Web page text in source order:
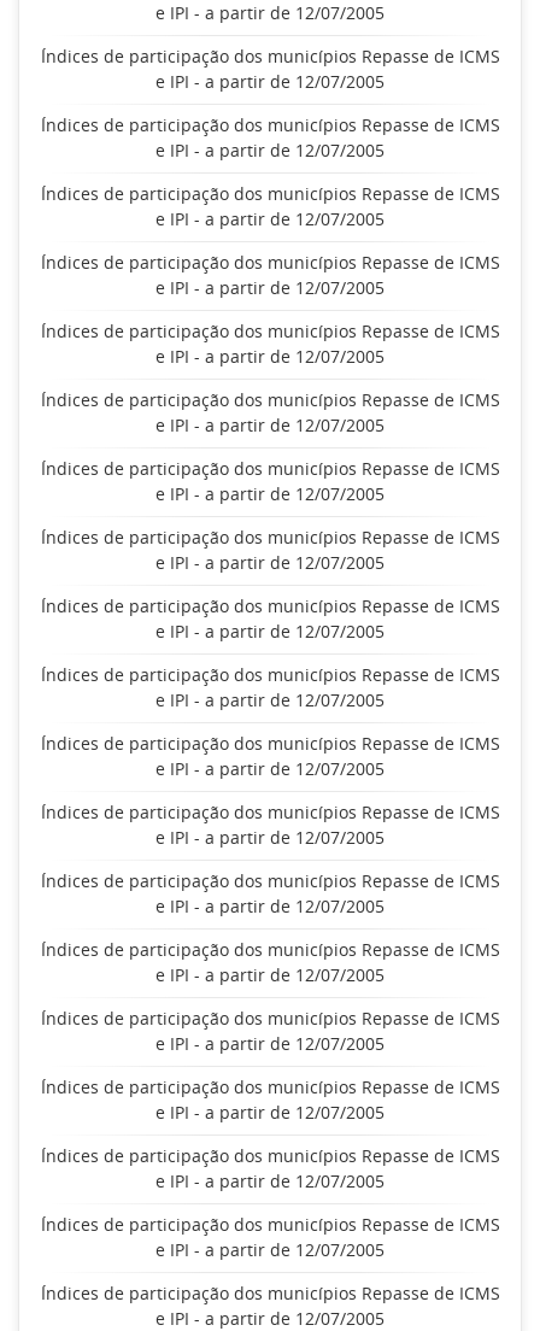
e IPI - a partir de 12/07/2005
Índices de participação dos municípios Repasse de ICMS
e IPI - a partir de 12/07/2005
Índices de participação dos municípios Repasse de ICMS
e IPI - a partir de 12/07/2005
Índices de participação dos municípios Repasse de ICMS
e IPI - a partir de 12/07/2005
Índices de participação dos municípios Repasse de ICMS
e IPI - a partir de 12/07/2005
Índices de participação dos municípios Repasse de ICMS
e IPI - a partir de 12/07/2005
Índices de participação dos municípios Repasse de ICMS
e IPI - a partir de 12/07/2005
Índices de participação dos municípios Repasse de ICMS
e IPI - a partir de 12/07/2005
Índices de participação dos municípios Repasse de ICMS
e IPI - a partir de 12/07/2005
Índices de participação dos municípios Repasse de ICMS
e IPI - a partir de 12/07/2005
Índices de participação dos municípios Repasse de ICMS
e IPI - a partir de 12/07/2005
Índices de participação dos municípios Repasse de ICMS
e IPI - a partir de 12/07/2005
Índices de participação dos municípios Repasse de ICMS
e IPI - a partir de 12/07/2005
Índices de participação dos municípios Repasse de ICMS
e IPI - a partir de 12/07/2005
Índices de participação dos municípios Repasse de ICMS
e IPI - a partir de 12/07/2005
Índices de participação dos municípios Repasse de ICMS
e IPI - a partir de 12/07/2005
Índices de participação dos municípios Repasse de ICMS
e IPI - a partir de 12/07/2005
Índices de participação dos municípios Repasse de ICMS
e IPI - a partir de 12/07/2005
Índices de participação dos municípios Repasse de ICMS
e IPI - a partir de 12/07/2005
Índices de participação dos municípios Repasse de ICMS
e IPI - a partir de 12/07/2005